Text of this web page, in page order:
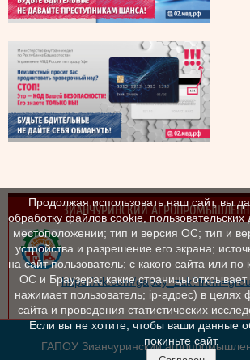
ЗИАНЧУРИНСКИЙ
https://vk.com/
ГАПОУ Зианчуринский
Продолжая использовать наш сайт, вы
обработку файлов cookie,
местоположении; тип и версия ОС; тип и
устройства и разрешение его экрана;
на сайт пользователь; с какого сайта или
ОС и Браузера; какие страницы открывает
нажимает пользователь; ip-адрес) в целях
сайта и проведения статистических
Если вы не хотите, чтобы ваши данные
покиньте сайт.